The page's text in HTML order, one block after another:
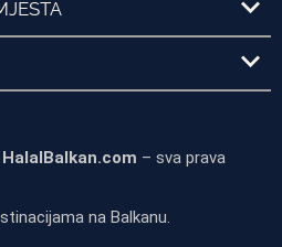
– sva prava
na Balkanu.